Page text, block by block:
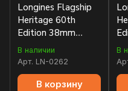
Longines Flagship
Heritage 60th
Edition 38mm
L4.817.4.76.2
В наличии
Арт. LN-0262
В корзину
В